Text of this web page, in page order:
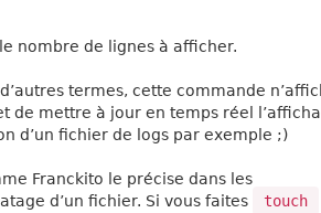
nombre de lignes à afficher.
termes, cette commande
de mettre à jour en temps réel
d’un fichier de logs par exemple ;)
Franckito le précise dans les
d’un fichier. Si vous faites touch